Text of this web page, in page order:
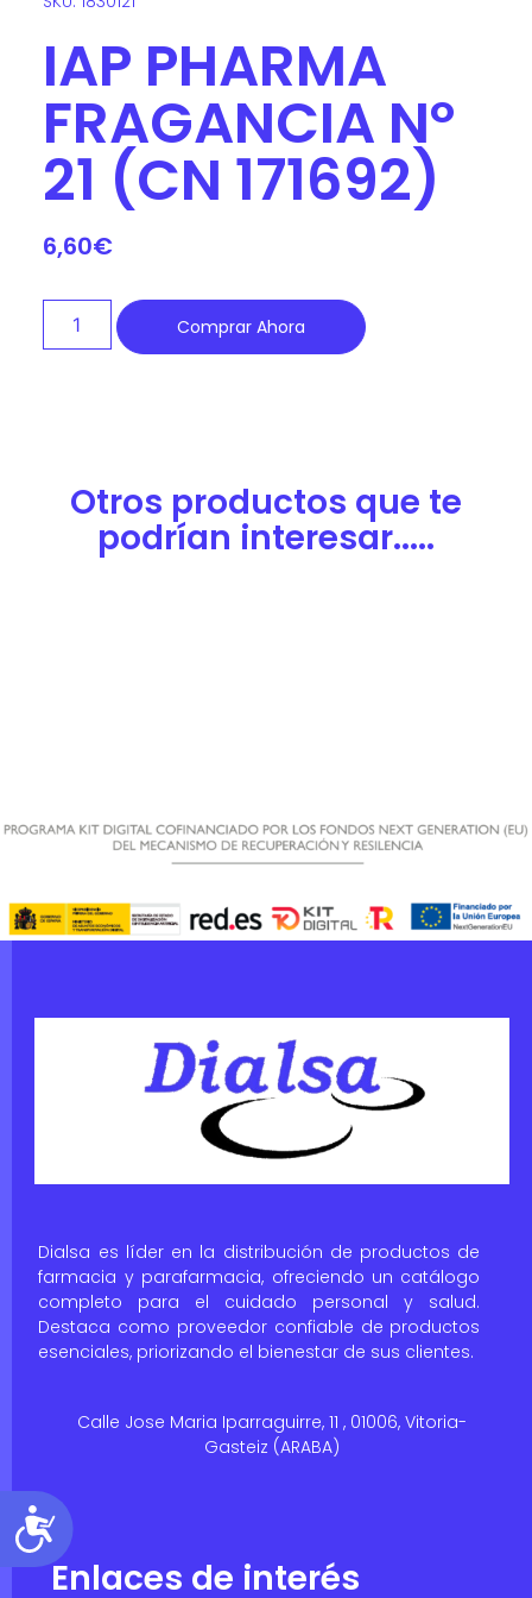
Accesibilidad
IAP PHARMA
FRAGANCIA Nº
21 (CN 171692)
6,60€
Comprar Ahora
Otros productos que te
podrían interesar.....
Dialsa es líder en la distribución de productos de
farmacia y parafarmacia, ofreciendo un catálogo
completo para el cuidado personal y salud.
Destaca como proveedor confiable de productos
esenciales, priorizando el bienestar de sus clientes.
Calle Jose Maria Iparraguirre, 11 , 01006, Vitoria-
Gasteiz (ARABA)
Enlaces de interés